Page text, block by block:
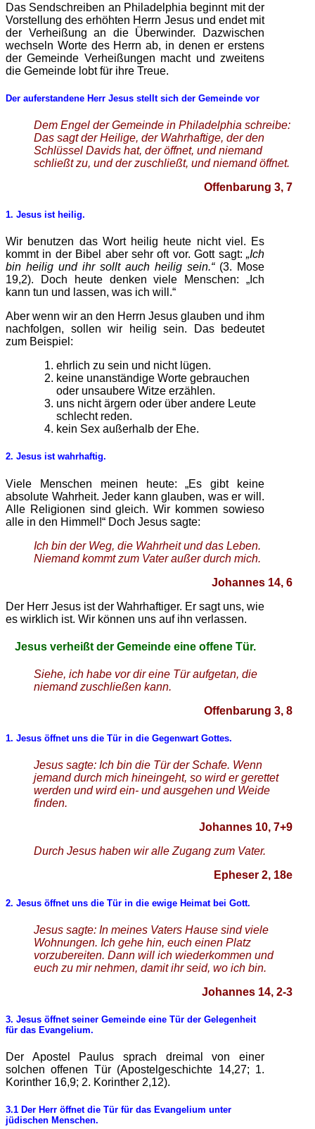
Das Sendschreiben an Philadelphia beginnt mit der
Vorstellung des erhöhten Herrn Jesus und endet mit
der Verheißung an die Überwinder. Dazwischen
wechseln Worte des Herrn ab, in denen er erstens
der Gemeinde Verheißungen macht und zweitens
die Gemeinde lobt für ihre Treue.
Der auferstandene Herr Jesus stellt sich der Gemeinde vor
Dem Engel der Gemeinde in Philadelphia schreibe:
Das sagt der Heilige, der Wahrhaftige, der den
Schlüssel Davids hat, der öffnet, und niemand
schließt zu, und der zuschließt, und niemand öffnet.
Offenbarung 3, 7
1. Jesus ist heilig.
Wir benutzen das Wort heilig heute nicht viel. Es
kommt in der Bibel aber sehr oft vor. Gott sagt: „Ich
bin heilig und ihr sollt auch heilig sein.“(3. Mose
19,2). Doch heute denken viele Menschen: „Ich
kann tun und lassen, was ich will.“
Aber wenn wir an den Herrn Jesus glauben und ihm
nachfolgen, sollen wir heilig sein. Das bedeutet
zum Beispiel:
ehrlich zu sein und nicht lügen.
keine unanständige Worte gebrauchen
oder unsaubere Witze erzählen.
uns nicht ärgern oder über andere Leute
schlecht reden.
kein Sex außerhalb der Ehe.
2. Jesus ist wahrhaftig.
Viele Menschen meinen heute: „Es gibt keine
absolute Wahrheit. Jeder kann glauben, was er will.
Alle Religionen sind gleich. Wir kommen sowieso
alle in den Himmel!“ Doch Jesus sagte:
Ich bin der Weg, die Wahrheit und das Leben.
Niemand kommt zum Vater außer durch mich.
Johannes 14, 6
Der Herr Jesus ist der Wahrhaftiger. Er sagt uns, wie
es wirklich ist. Wir können uns auf ihn verlassen.
Jesus verheißt der Gemeinde eine offene Tür.
Siehe, ich habe vor dir eine Tür aufgetan, die
niemand zuschließen kann.
Offenbarung 3, 8
1. Jesus öffnet uns die Tür in die Gegenwart Gottes.
Jesus sagte: Ich bin die Tür der Schafe. Wenn
jemand durch mich hineingeht, so wird er gerettet
werden und wird ein- und ausgehen und Weide
finden.
Johannes 10, 7+9
Durch Jesus haben wir alle Zugang zum Vater.
Epheser 2, 18e
2. Jesus öffnet uns die Tür in die ewige Heimat bei Gott.
Jesus sagte: In meines Vaters Hause sind viele
Wohnungen. Ich gehe hin, euch einen Platz
vorzubereiten. Dann will ich wiederkommen und
euch zu mir nehmen, damit ihr seid, wo ich bin.
Johannes 14, 2-3
3. Jesus öffnet seiner Gemeinde eine Tür der Gelegenheit
für das Evangelium.
Der Apostel Paulus sprach dreimal von einer
solchen offenen Tür (Apostelgeschichte 14,27; 1.
Korinther 16,9; 2. Korinther 2,12).
3.1 Der Herr öffnet die Tür für das Evangelium unter
jüdischen Menschen.